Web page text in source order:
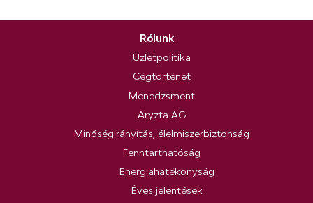
Rólunk
Üzletpolitika
Cégtörténet
Menedzsment
Aryzta AG
Minőségirányítás, élelmiszerbiztonság
Fenntarthatóság
Energiahatékonyság
Éves jelentések